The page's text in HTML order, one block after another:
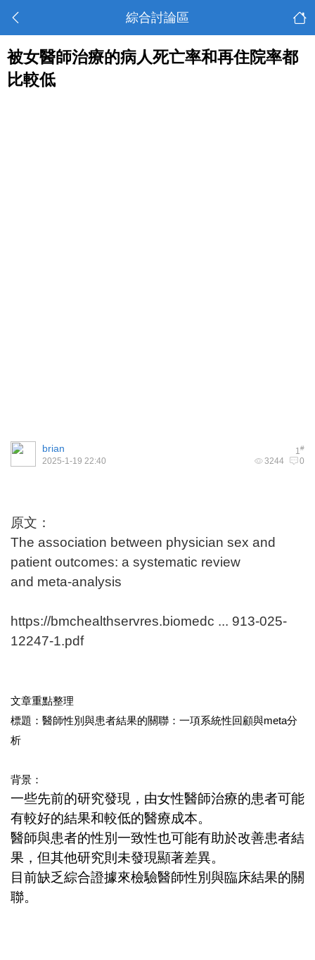
綜合討論區
被女醫師治療的病人死亡率和再住院率都
比較低
1#
brian
3244 0
2025-1-19 22:40
原文：
The association between physician sex and
patient outcomes: a systematic review
and meta-analysis
https://bmchealthservres.biomedc ... 913-025-
12247-1.pdf
文章重點整理
標題：醫師性別與患者結果的關聯：一項系統性回顧與meta分
析
背景：
一些先前的研究發現，由女性醫師治療的患者可能
有較好的結果和較低的醫療成本。
醫師與患者的性別一致性也可能有助於改善患者結
果，但其他研究則未發現顯著差異。
目前缺乏綜合證據來檢驗醫師性別與臨床結果的關
聯。